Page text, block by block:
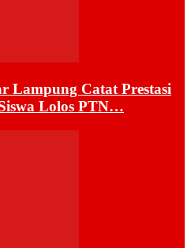
Lampung Catat Prestasi
Lolos PTN…